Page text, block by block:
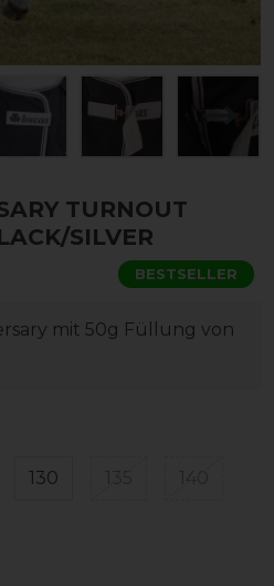
TURNOUT
SILVER
BESTSELLER
mit 50g Füllung von
130